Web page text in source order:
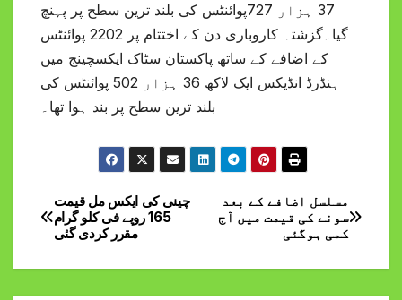
37 ہزار 727پوائنٹس کی بلند ترین سطح پر پہنچ
گیا۔گزشتہ کاروباری دن کے اختتام پر 2202 پوائنٹس
کے اضافے کے ساتھ پاکستان سٹاک ایکسچینج میں
ہنڈرڈ انڈیکس ایک لاکھ 36 ہزار 502 پوائنٹس کی
بلند ترین سطح پر بند ہوا تھا۔
Post
navigation
مسلسل اضافے کے بعد
سونے کی قیمت میں آج
کمی ہوگئی
چینی کی ایکس مل قیمت
165 روپے فی کلو گرام
مقرر کردی گئی